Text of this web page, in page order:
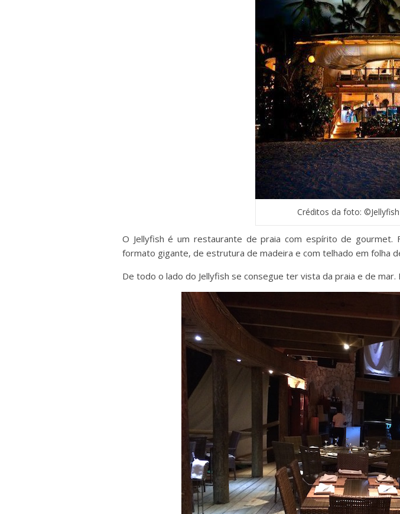
Créditos da foto:
O Jellyfish é um restaurante de praia com espírito de gourmet.
formato gigante, de estrutura de madeira e com telhado em folha
De todo o lado do Jellyfish se consegue ter vista da praia e de